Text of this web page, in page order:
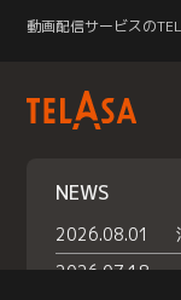
動画配信サービスの
NEWS
2026.08.01
2026.07.18